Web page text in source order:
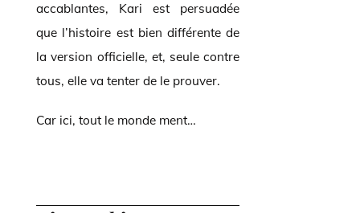
accablantes, Kari est persuadée
que l’histoire est bien différente de
la version officielle, et, seule contre
tous, elle va tenter de le prouver.
Car ici, tout le monde ment…